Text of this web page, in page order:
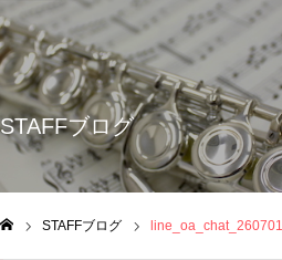
Warning
: Undefined variable $cat_id in
life/web/jcollege-tkz.jp/wp-
content/themes/noel_tcd072/
STAFFブログ
STAFFブログ